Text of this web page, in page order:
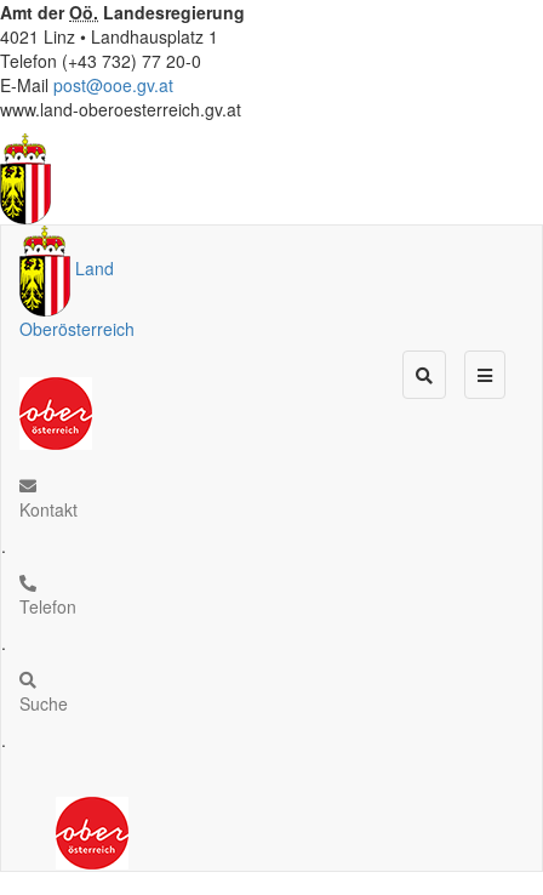
Amt derOö. Landesregierung
4021 Linz • Landhausplatz 1
Telefon (+43 732) 77 20-0
E-Mail post@ooe.gv.at
www.land-oberoesterreich.gv.at
Land
Oberösterreich
Kontakt
.
Telefon
.
Suche
.